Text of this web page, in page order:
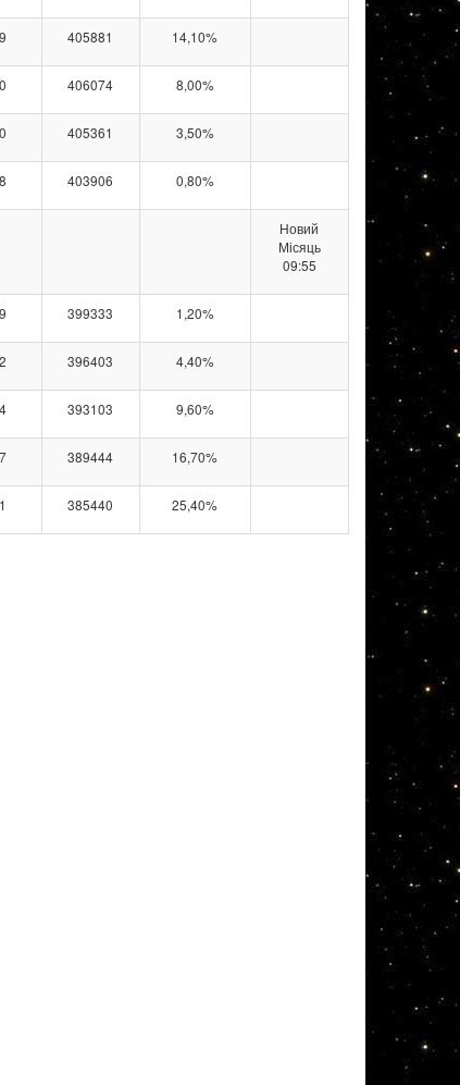
405881 14,10%
406074 8,00%
405361 3,50%
403906 0,80%
Новий
Місяць
09:55
399333 1,20%
396403 4,40%
393103 9,60%
389444 16,70%
385440 25,40%